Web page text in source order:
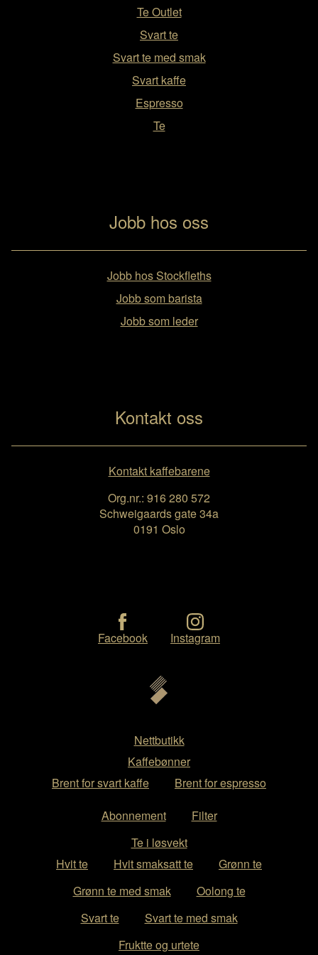
Te Outlet
Svart te
Svart te med smak
Svart kaffe
Espresso
Te
Jobb hos oss
Jobb hos Stockfleths
Jobb som barista
Jobb som leder
Kontakt oss
Kontakt kaffebarene
Org.nr.: 916 280 572
Schweigaards gate 34a
0191 Oslo
Facebook Instagram
Nettbutikk
Kaffebønner
Brent for svart kaffe
Brent for espresso
Abonnement
Filter
Te i løsvekt
Hvit te
Hvit smaksatt te
Grønn te
Grønn te med smak
Oolong te
Svart te
Svart te med smak
Fruktte og urtete